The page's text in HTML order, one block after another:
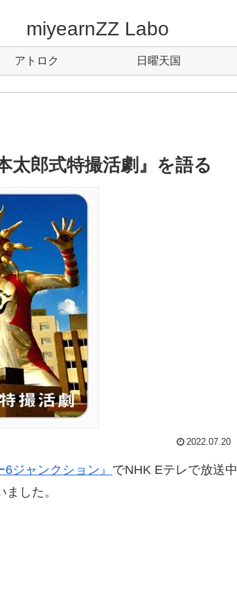
miyearnZZ Labo
アトロク 日曜天国
郎式特撮活劇』を語る
2022.07.20
ジャンクション』 でNHK Eテレで放送中
した。